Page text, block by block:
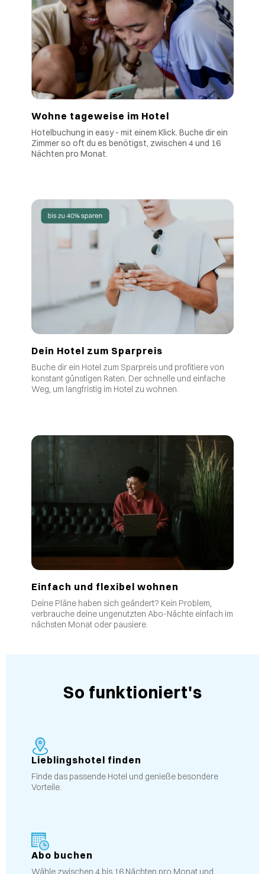
Wohne tageweise im Hotel
Hotelbuchung in easy - mit einem Klick. Buche dir ein
Zimmer so oft du es benötigst, zwischen 4 und 16
Nächten pro Monat.
Dein Hotel zum Sparpreis
Buche dir ein Hotel zum Sparpreis und profitiere von
konstant günstigen Raten. Der schnelle und einfache
Weg, um langfristig im Hotel zu wohnen.
Einfach und flexibel wohnen
Deine Pläne haben sich geändert? Kein Problem,
verbrauche deine ungenutzten Abo-Nächte einfach im
nächsten Monat oder pausiere.
So funktioniert's
Lieblingshotel finden
Finde das passende Hotel und genieße besondere
Vorteile.
Abo buchen
Wähle zwischen 4 bis 16 Nächten pro Monat und